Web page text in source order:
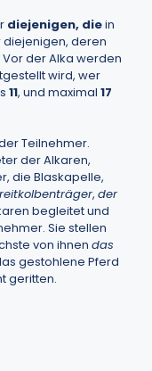
diejenigen, diein
deren
der Alka werden
wird, wer
11, und maximal 17
Teilnehmer.
der Alkaren,
die Blaskapelle,
, der
begleitet und
Sie stellen
von ihnen das
gestohlene Pferd
geritten.